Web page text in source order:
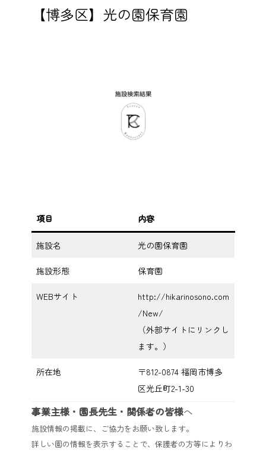
【博多区】光の園保育園
項目 内容
施設名 光の園保育園
施設形態 保育園
WEBサイト
http://hikarinosono.com
/New/
（外部サイトにリンクし
ます。）
所在地
〒812-0874 福岡市博多
区光丘町2-1-30
事業主様・園長先生・関係者の皆様へ
施設情報の掲載に、ご協力をお願い致します。
詳しい園の情報を表示することで、保護者の方等によりわ